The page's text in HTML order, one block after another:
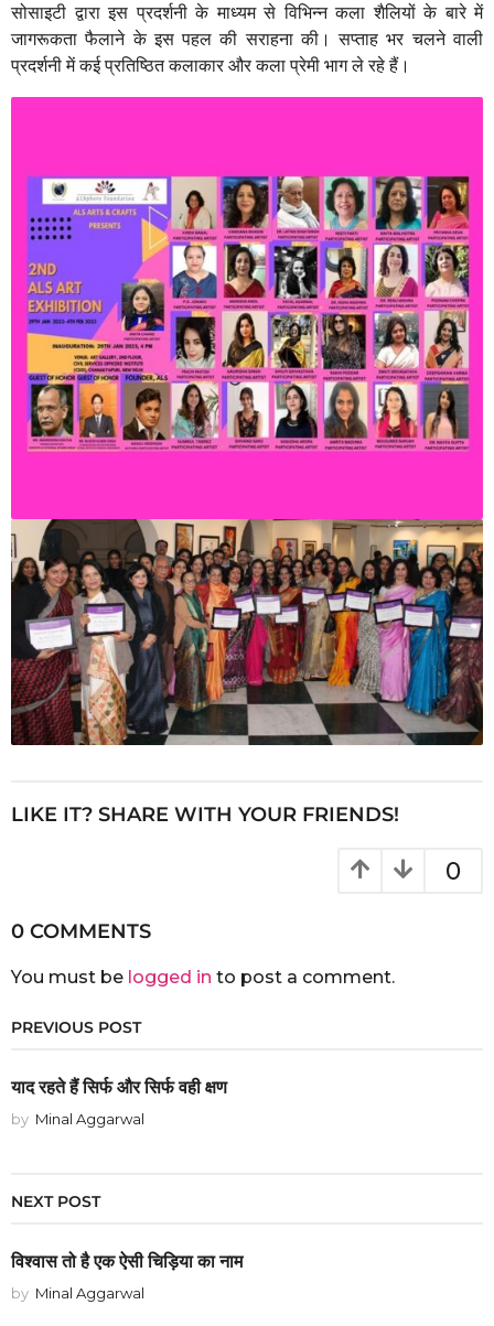
सोसाइटी द्वारा इस प्रदर्शनी के माध्यम से विभिन्न कला शैलियों के बारे में
जागरूकता फैलाने के इस पहल की सराहना की। सप्ताह भर चलने वाली
प्रदर्शनी में कई प्रतिष्ठित कलाकार और कला प्रेमी भाग ले रहे हैं।
LIKE IT? SHARE WITH YOUR FRIENDS!
0
0 COMMENTS
You must be logged in to post a comment.
PREVIOUS POST
याद रहते हैं सिर्फ और सिर्फ वही क्षण
by Minal Aggarwal
NEXT POST
विश्वास तो है एक ऐसी चिड़िया का नाम
by Minal Aggarwal